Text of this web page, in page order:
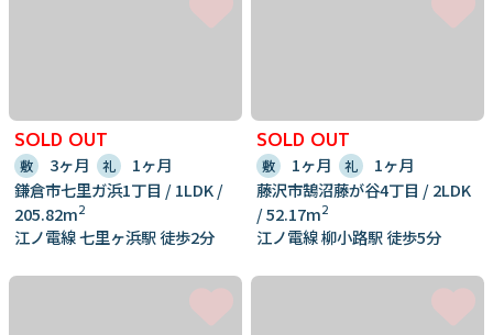
SOLD OUT
敷 3ヶ月 礼
1ヶ月
鎌倉市七里ガ浜1丁目 / 1LDK /
205.82m2
江ノ電線 七里ヶ浜駅 徒歩2分
SOLD OUT
敷 1ヶ月 礼
1ヶ月
藤沢市鵠沼藤が谷4丁目 / 2LDK
/ 52.17m2
江ノ電線 柳小路駅 徒歩5分